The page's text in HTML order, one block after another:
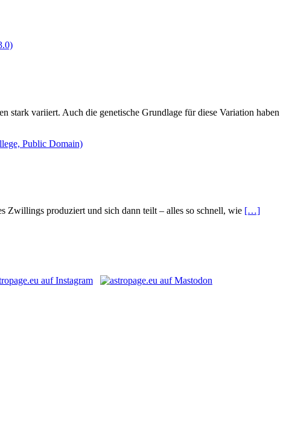
stark variiert. Auch die genetische Grundlage für diese Variation haben
Zwillings produziert und sich dann teilt – alles so schnell, wie […]